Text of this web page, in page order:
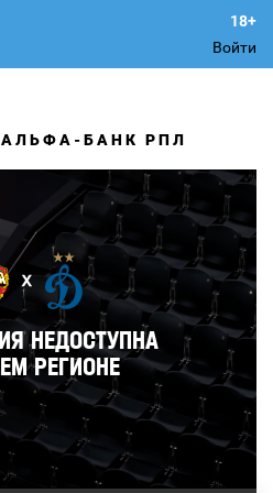
Войти
АЛЬФА-БАНК РПЛ